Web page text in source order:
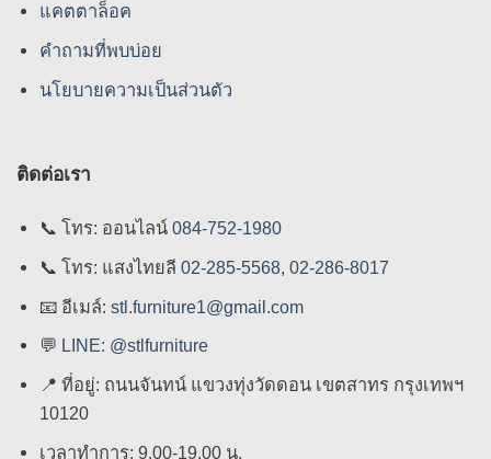
แคตตาล็อค
คําถามที่พบบ่อย
นโยบายความเป็นส่วนตัว
ติดต่อเรา
📞โทร: ออนไลน์084-752-1980
📞โทร: แสงไทยลี 02-285-5568,02-286-8017
📧 อีเมล์:stl.furniture1@gmail.com
💬 LINE: @stlfurniture
📍 ที่อยู่: ถนนจันทน์ แขวงทุ่งวัดดอน เขตสาทร กรุงเทพฯ
10120
เวลาทำการ: 9.00-19.00 น.